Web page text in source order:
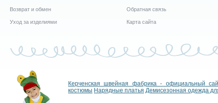
Возврат и обмен
Уход за изделиями
Обратная связь
Карта сайта
Керченская швейная фабрика - официальный
костюмы Нарядные платья Демисезонная одежда